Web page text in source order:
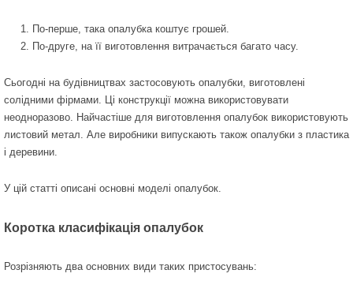
По-перше, така опалубка коштує грошей.
По-друге, на її виготовлення витрачається багато часу.
Сьогодні на будівництвах застосовують опалубки, виготовлені
солідними фірмами. Ці конструкції можна використовувати
неодноразово. Найчастіше для виготовлення опалубок використовують
листовий метал. Але виробники випускають також опалубки з пластика
і деревини.
У цій статті описані основні моделі опалубок.
Коротка класифікація опалубок
Розрізняють два основних види таких пристосувань: